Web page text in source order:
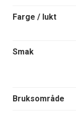
Farge / lukt
Smak
Bruksområde